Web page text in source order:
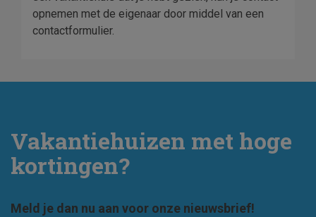
opnemen met de eigenaar door middel van een
contactformulier.
Vakantiehuizen met hoge
kortingen?
Meld je dan nu aan voor onze nieuwsbrief!